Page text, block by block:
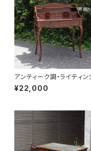
アンティーク調・ライティン
スク
¥22,000